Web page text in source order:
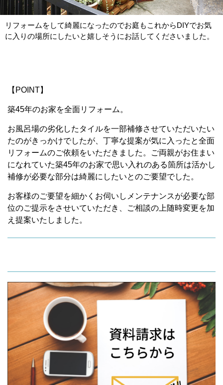
リフォームをして綺麗になったのでお庭もこれからDIYでお気
に入りの場所にしたいと嬉しそうにお話してくださいました。
【POINT】
築45年のお家を全面リフォーム。
お風呂場の劣化したタイルを一部補修させていただいたい
たのがきっかけでしたが、丁寧な提案が気に入ったと全面
リフォームのご依頼をいただきました。ご両親がお住まい
になれていた築45年のお家で思い入れのある箇所は活かし
補修が必要な部分は綺麗にしたいとのご要望でした。
お客様のご要望を細かくお伺いしメンテナンスが必要な部
位のご提示をさせいていただき、ご相談の上随時変更を加
え提案いたしました。